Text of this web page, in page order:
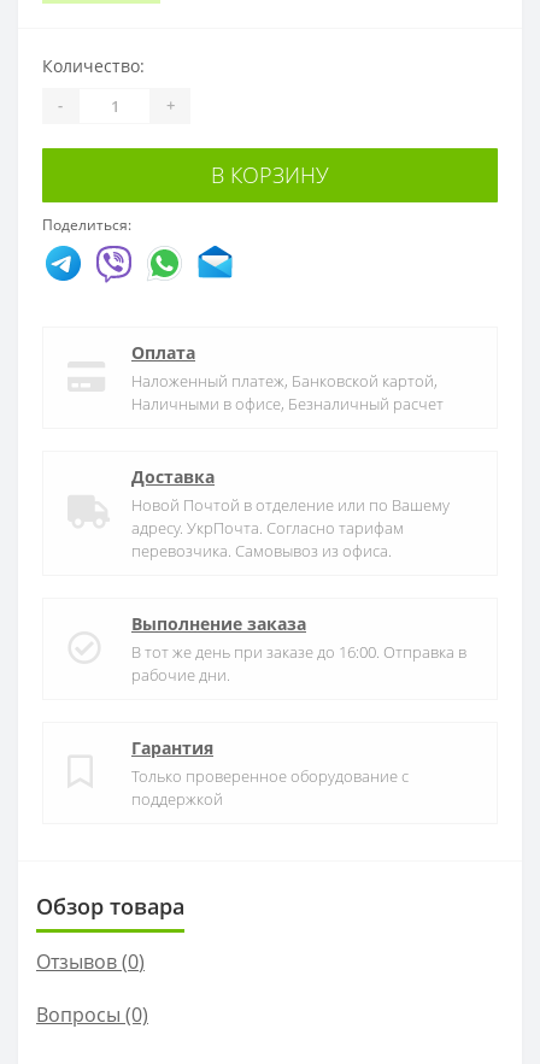
Количество:
- +
В КОРЗИНУ
Поделиться:
Оплата
Наложенный платеж, Банковской картой,
Наличными в офисе, Безналичный расчет
Доставка
Новой Почтой в отделение или по Вашему
адресу. УкрПочта. Согласно тарифам
перевозчика. Самовывоз из офиса.
Выполнение заказа
В тот же день при заказе до 16:00. Отправка в
рабочие дни.
Гарантия
Только проверенное оборудование с
поддержкой
Обзор товара
Отзывов (0)
Вопросы (0)